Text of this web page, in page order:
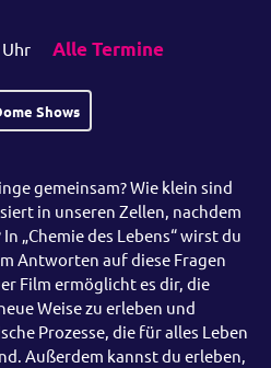
Alle Termine
Shows
gemeinsam? Wie klein sind
in unseren Zellen, nachdem
„Chemie des Lebens“ wirst du
Antworten auf diese Fragen
Film ermöglicht es dir, die
Weise zu erleben und
Prozesse, die für alles Leben
Außerdem kannst du erleben,